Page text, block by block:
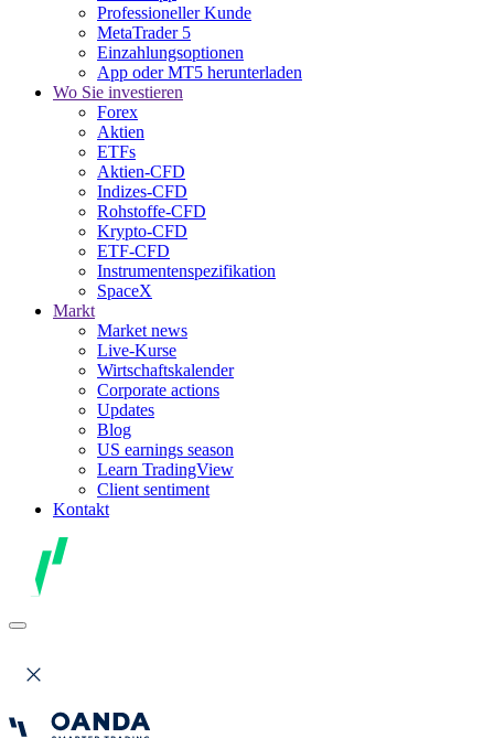
Professioneller Kunde
MetaTrader 5
Einzahlungsoptionen
App oder MT5 herunterladen
Wo Sie investieren
Forex
Aktien
ETFs
Aktien-CFD
Indizes-CFD
Rohstoffe-CFD
Krypto-CFD
ETF-CFD
Instrumentenspezifikation
SpaceX
Markt
Market news
Live-Kurse
Wirtschaftskalender
Corporate actions
Updates
Blog
US earnings season
Learn TradingView
Client sentiment
Kontakt